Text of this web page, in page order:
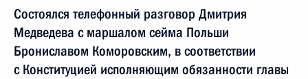
Состоялся телефонный разговор Дмитрия
Медведева с маршалом сейма Польши
Брониславом Коморовским, в соответствии
с Конституцией исполняющим обязанности главы